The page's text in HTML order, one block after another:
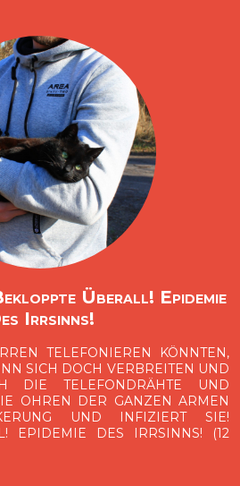
Überall! Epidemie
Irrsinns!
TELEFONIEREN KÖNNTEN,
SICH DOCH VERBREITEN UND
DIE TELEFONDRÄHTE UND
OHREN DER GANZEN ARMEN
UND INFIZIERT SIE!
EPIDEMIE DES IRRSINNS! (12